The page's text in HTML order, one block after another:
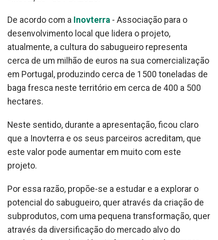
De acordo com a Inovterra - Associação para o
desenvolvimento local que lidera o projeto,
atualmente, a cultura do sabugueiro representa
cerca de um milhão de euros na sua comercialização
em Portugal, produzindo cerca de 1500 toneladas de
baga fresca neste território em cerca de 400 a 500
hectares.
Neste sentido, durante a apresentação, ficou claro
que a Inovterra e os seus parceiros acreditam, que
este valor pode aumentar em muito com este
projeto.
Por essa razão, propõe-se a estudar e a explorar o
potencial do sabugueiro, quer através da criação de
subprodutos, com uma pequena transformação, quer
através da diversificação do mercado alvo do